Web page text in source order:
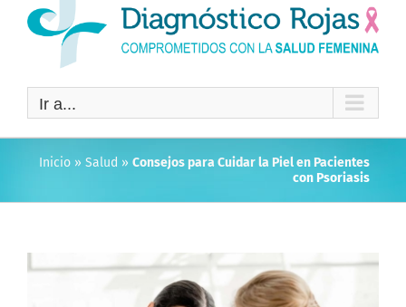
Ir a...
Inicio » Salud » Consejos para Cuidar la Piel en Pacientes
con Psoriasis